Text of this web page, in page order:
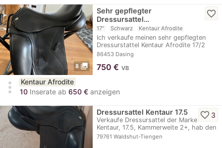
8 photo_library
Sehr gepflegter
Dressursattel…
17" Schwarz Kentaur Afrodite
Ich verkaufe meinen sehr gepflegten
Dressurstattel Kentaur Afrodite 17/2
mit…
86453 Dasing
favorite_border
750 € VB
more_vert
Kentaur Afrodite
10 Inserate ab 650 € anzeigen
Dressursattel Kentaur 17.5
Verkaufe Dressursattel der Marke
Kentaur, 17.5, Kammerweite 2+, hab den
Sattel im…
79761 Waldshut-Tiengen
favorite_border 3